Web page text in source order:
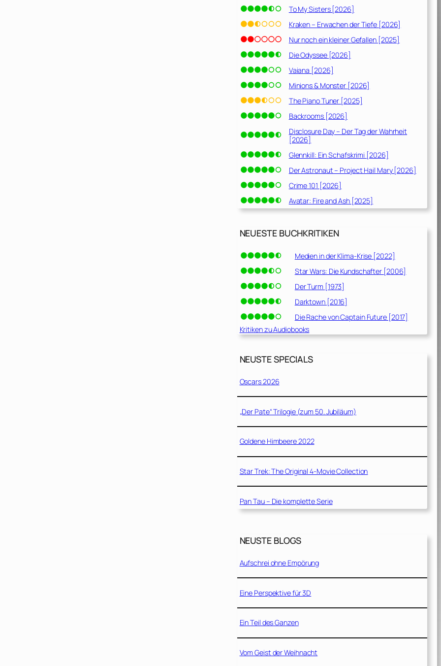
To My Sisters [2026]
Kraken – Erwachen der Tiefe [2026]
Nur noch ein kleiner Gefallen [2025]
Die Odyssee [2026]
Vaiana [2026]
Minions & Monster [2026]
The Piano Tuner [2025]
Backrooms [2026]
Disclosure Day – Der Tag der Wahrheit
[2026]
Glennkill: Ein Schafskrimi [2026]
Der Astronaut – Project Hail Mary [2026]
Crime 101 [2026]
Avatar: Fire and Ash [2025]
NEUESTE BUCHKRITIKEN
Medien in der Klima-Krise [2022]
Star Wars: Die Kundschafter [2006]
Der Turm [1973]
Darktown [2016]
Die Rache von Captain Future [2017]
Kritiken zu Audiobooks
NEUSTE SPECIALS
Oscars 2026
„Der Pate“ Trilogie (zum 50. Jubiläum)
Goldene Himbeere 2022
Star Trek: The Original 4-Movie Collection
Pan Tau – Die komplette Serie
NEUSTE BLOGS
Aufschrei ohne Empörung
Eine Perspektive für 3D
Ein Teil des Ganzen
Vom Geist der Weihnacht